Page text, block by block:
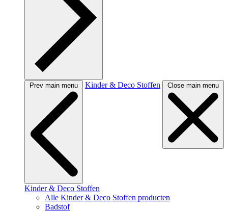
Prev main menu Kinder & Deco Stoffen Close main menu
Kinder & Deco Stoffen
Alle Kinder & Deco Stoffen producten
Badstof